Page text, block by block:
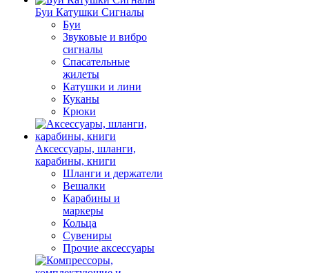
Буи Катушки Сигналы
Буи
Звуковые и вибро
сигналы
Спасательные
жилеты
Катушки и лини
Куканы
Крюки
Аксессуары, шланги,
карабины, книги
Шланги и держатели
Вешалки
Карабины и
маркеры
Кольца
Сувениры
Прочие аксессуары